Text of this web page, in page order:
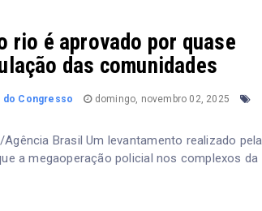
rio é aprovado por quase
das comunidades
do Congresso
domingo, novembro 02, 2025
Brasil Um levantamento realizado pela
a megaoperação policial nos complexos da